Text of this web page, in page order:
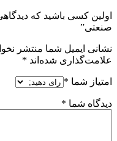
اولین کسی باشید که
صنعتی”
نشانی ایمیل شما منتشر
علامت‌گذاری شده‌اند *
امتیاز شما *
دیدگاه شما *